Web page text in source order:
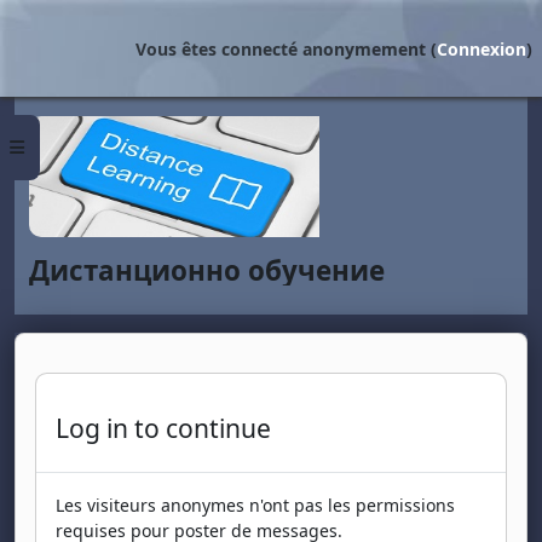
Panneau latéral
Vous êtes connecté anonymement (Connexion)
Дистанционно обучение
Log in to continue
Les visiteurs anonymes n'ont pas les permissions
requises pour poster de messages.